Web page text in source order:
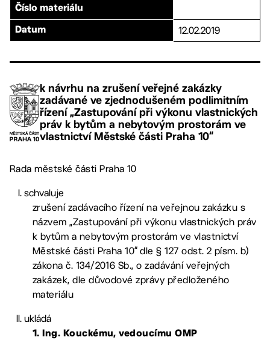
Číslo materiálu
Datum 12.02.2019
k návrhu na zrušení veřejné zakázky
zadávané ve zjednodušeném podlimitním
řízení „Zastupování při výkonu vlastnických
práv k bytům a nebytovým prostorám ve
vlastnictví Městské části Praha 10“
Rada městské části Praha 10
schvaluje
zrušení zadávacího řízení na veřejnou zakázku s
názvem „Zastupování při výkonu vlastnických práv
k bytům a nebytovým prostorám ve vlastnictví
Městské části Praha 10“ dle § 127 odst. 2 písm. b)
zákona č. 134/2016 Sb., o zadávání veřejných
zakázek, dle důvodové zprávy předloženého
materiálu
ukládá
1. Ing. Kouckému, vedoucímu OMP